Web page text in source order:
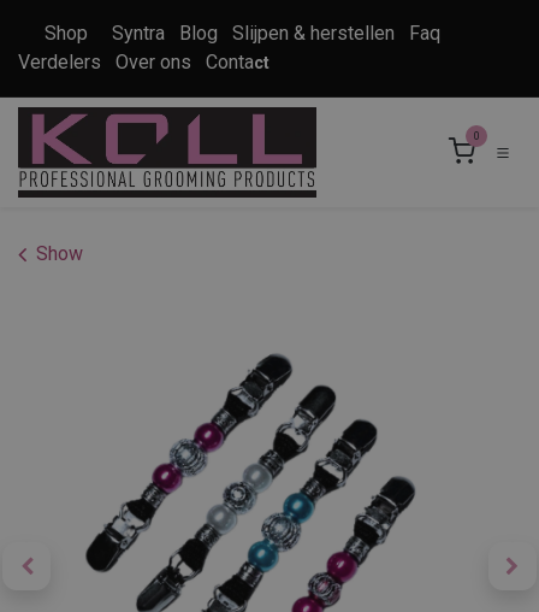
Shop Syntra Blog Slijpen & herstellen
Faq
Verdelers
Over ons Contact
0
Show